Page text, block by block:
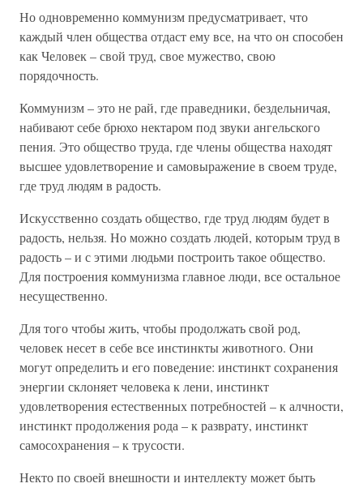
Но одновременно коммунизм предусматривает, что
каждый член общества отдаст ему все, на что он способен
как Человек – свой труд, свое мужество, свою
порядочность.
Коммунизм – это не рай, где праведники, бездельничая,
набивают себе брюхо нектаром под звуки ангельского
пения. Это общество труда, где члены общества находят
высшее удовлетворение и самовыражение в своем труде,
где труд людям в радость.
Искусственно создать общество, где труд людям будет в
радость, нельзя. Но можно создать людей, которым труд в
радость – и с этими людьми построить такое общество.
Для построения коммунизма главное люди, все остальное
несущественно.
Для того чтобы жить, чтобы продолжать свой род,
человек несет в себе все инстинкты животного. Они
могут определить и его поведение: инстинкт сохранения
энергии склоняет человека к лени, инстинкт
удовлетворения естественных потребностей – к алчности,
инстинкт продолжения рода – к разврату, инстинкт
самосохранения – к трусости.
Некто по своей внешности и интеллекту может быть